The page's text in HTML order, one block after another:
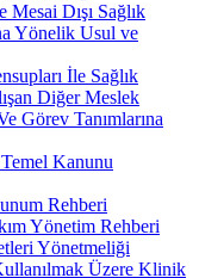
Mesai Dışı Sağlık
Yönelik Usul ve
İle Sağlık
Diğer Meslek
Görev Tanımlarına
Kanunu
Rehberi
Yönetim Rehberi
Yönetmeliği
Üzere Klinik